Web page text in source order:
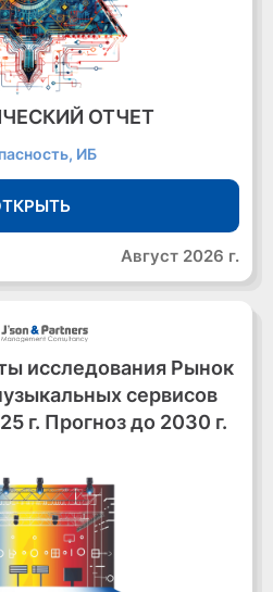
ОТЧЕТ
ИБ
Август 2026 г.
исследования Рынок
сервисов
г. Прогноз до 2030 г.